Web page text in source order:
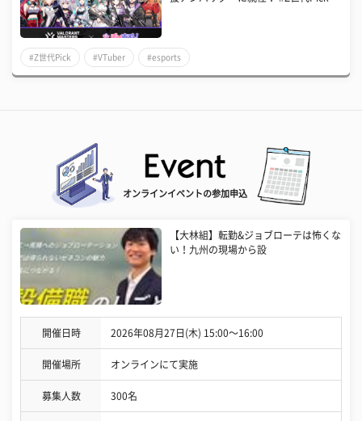
#Z世代Pick #VTuber #esports
オンラインイベントの参加申込
【大林組】転勤&ジョブローテは怖くな
い！九州の現場から設
開催日時 2026年08月27日(木) 15:00〜16:00
開催場所 オンラインにて実施
募集人数 300名